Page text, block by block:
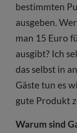
bestimmten
ausgeben.
man 15 Euro
ausgibt? Ich
das selbst in
Gäste tun es
gute Produkt
Warum sind